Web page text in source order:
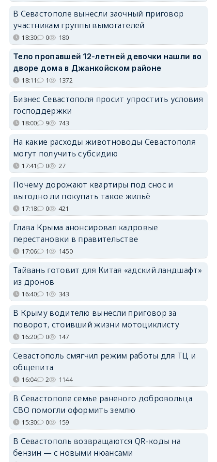
В Севастополе вынесли заочный приговор
участникам группы вымогателей
18:30 0 180
Тело пропавшей 12-летней девочки нашли во
дворе дома в Джанкойском районе
18:11 1 1372
Бизнес Севастополя просит упростить условия
господдержки
18:00 9 743
На какие расходы животноводы Севастополя
могут получить субсидию
17:41 0 27
Почему дорожают квартиры под снос и
выгодно ли покупать такое жильё
17:18 0 421
Глава Крыма анонсировал кадровые
перестановки в правительстве
17:06 1 1450
Тайвань готовит для Китая «адский ландшафт»
из дронов
16:40 1 343
В Крыму водителю вынесли приговор за
поворот, стоивший жизни мотоциклисту
16:20 0 147
Севастополь смягчил режим работы для ТЦ и
общепита
16:04 2 1144
В Севастополе семье раненого добровольца
СВО помогли оформить землю
15:30 0 159
В Севастополь возвращаются QR-коды на
бензин — с новыми нюансами